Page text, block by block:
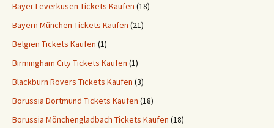
Bayer Leverkusen Tickets Kaufen (18)
Bayern München Tickets Kaufen (21)
Belgien Tickets Kaufen (1)
Birmingham City Tickets Kaufen (1)
Blackburn Rovers Tickets Kaufen (3)
Borussia Dortmund Tickets Kaufen (18)
Borussia Mönchengladbach Tickets Kaufen (18)